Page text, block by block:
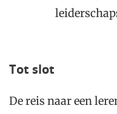
Tot slot
De reis naar een